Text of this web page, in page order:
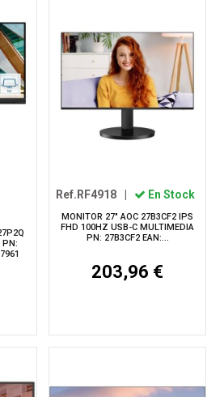
PN:
Ref.RF4918 En Stock
MONITOR 27" AOC 27B3CF2 IPS
FHD 100HZ USB-C MULTIMEDIA
PN: 27B3CF2 EAN:...
203,96 €